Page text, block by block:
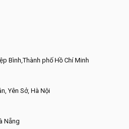
Bình,Thành phố Hồ Chí Minh
Yên Sở, Hà Nội
Nẵng